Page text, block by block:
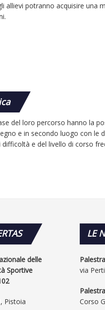
allievi potranno acquisire una
del loro percorso hanno la
e in secondo luogo con le
difficoltà e del livello di corso
delle
Sportive
Pistoia
LE
via
Corso